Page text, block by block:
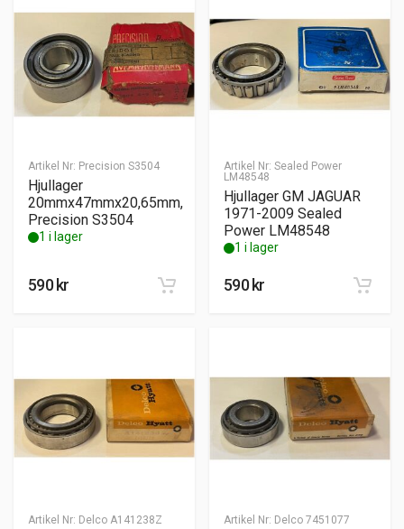
Artikel Nr: Precision S3504
Hjullager
20mmx47mmx20,65mm,
Precision S3504
1 i lager
590kr
Artikel Nr: Sealed Power
LM48548
Hjullager GM JAGUAR
1971-2009 Sealed
Power LM48548
1 i lager
590kr
Artikel Nr: Delco A141238Z Artikel Nr: Delco 7451077